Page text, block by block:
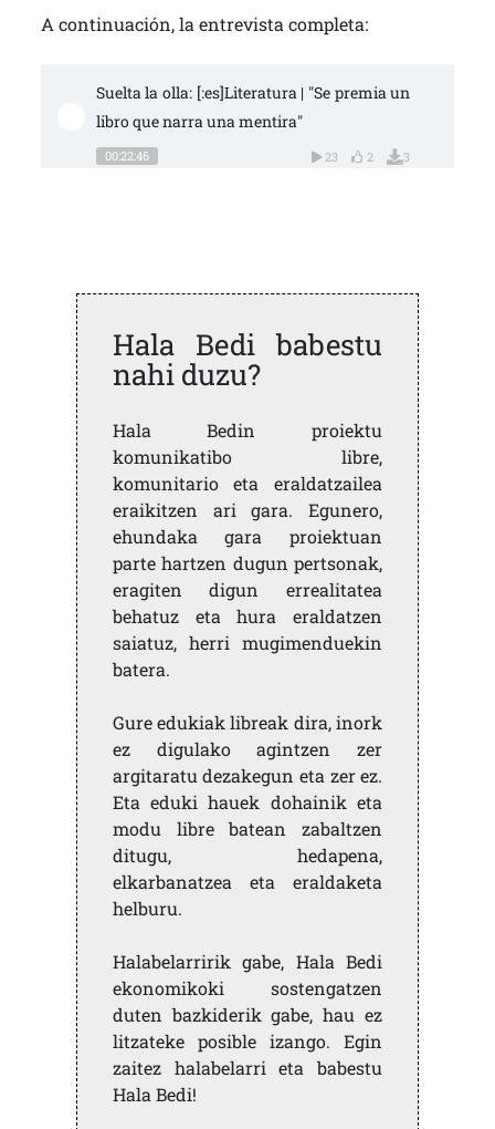
A continuación, la entrevista completa:
Suelta la olla: [:es]Literatura | "Se premia un
libro que narra una mentira"
00:22:46 23 2 3
Hala Bedi babestu
nahi duzu?
Hala Bedin proiektu
komunikatibo libre,
komunitario eta eraldatzailea
eraikitzen ari gara. Egunero,
ehundaka gara proiektuan
parte hartzen dugun pertsonak,
eragiten digun errealitatea
behatuz eta hura eraldatzen
saiatuz, herri mugimenduekin
batera.
Gure edukiak libreak dira, inork
ez digulako agintzen zer
argitaratu dezakegun eta zer ez.
Eta eduki hauek dohainik eta
modu libre batean zabaltzen
ditugu, hedapena,
elkarbanatzea eta eraldaketa
helburu.
Halabelarririk gabe, Hala Bedi
ekonomikoki sostengatzen
duten bazkiderik gabe, hau ez
litzateke posible izango. Egin
zaitez halabelarri eta babestu
Hala Bedi!